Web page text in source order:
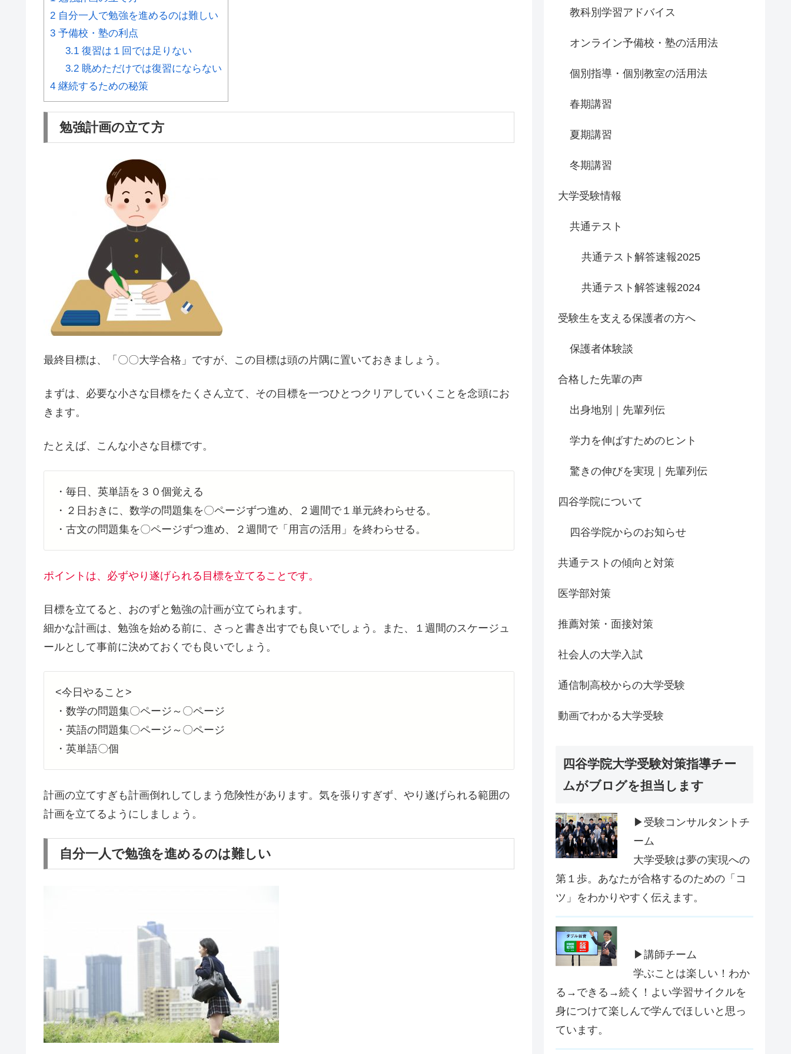
2 自分一人で勉強を進めるのは難しい
3 予備校・塾の利点
3.1復習は１回では足りない
3.2眺めただけでは復習にならない
4 継続するための秘策
勉強計画の立て方
最終目標は、「〇〇大学合格」ですが、この目標は頭の片隅に置いておきましょう。
まずは、 必要な小さな目標をたくさん立て、その目標を一つひとつクリアしていくことを念頭にお
きます。
たとえば、こんな小さな目標です。
・毎日、英単語を３０個覚える
・２日おきに、数学の問題集を〇ページずつ進め、２週間で１単元終わらせる。
・古文の問題集を〇ページずつ進め、２週間で「用言の活用」を終わらせる。
ポイントは、必ずやり遂げられる目標を立てることです。
目標を立てると、おのずと勉強の計画が立てられます。
細かな計画は、勉強を始める前に、さっと書き出すでも良いでしょう。また、１週間のスケージュ
ールとして事前に決めておくでも良いでしょう。
<今日やること>
・数学の問題集〇ページ～〇ページ
・英語の問題集〇ページ～〇ページ
・英単語〇個
計画の立てすぎも計画倒れしてしまう危険性があります。気を張りすぎず、やり遂げられる範囲の
計画を立てるようにしましょう。
自分一人で勉強を進めるのは難しい
教科別学習アドバイス
オンライン予備校・塾の活用法
個別指導・個別教室の活用法
春期講習
夏期講習
冬期講習
大学受験情報
共通テスト
共通テスト解答速報2025
共通テスト解答速報2024
受験生を支える保護者の方へ
保護者体験談
合格した先輩の声
出身地別｜先輩列伝
学力を伸ばすためのヒント
驚きの伸びを実現｜先輩列伝
四谷学院について
四谷学院からのお知らせ
共通テストの傾向と対策
医学部対策
推薦対策・面接対策
社会人の大学入試
通信制高校からの大学受験
動画でわかる大学受験
四谷学院大学受験対策指導チー
ムがブログを担当します
▶受験コンサルタントチ
ーム
大学受験は夢の実現への
第１歩。あなたが合格するのための「コ
ツ」をわかりやすく伝えます。
▶講師チーム
学ぶことは楽しい！わか
る→できる→続く！よい学習サイクルを
身につけて楽しんで学んでほしいと思っ
ています。